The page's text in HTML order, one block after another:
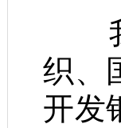
我
织、
开发